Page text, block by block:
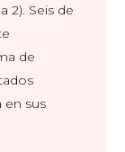
2). Seis de
de
en sus